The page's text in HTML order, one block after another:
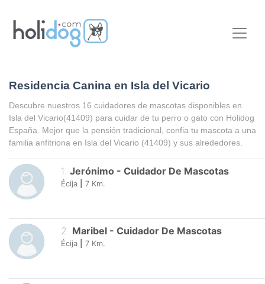
Residencia Canina en Isla del Vicario
Descubre nuestros 16 cuidadores de mascotas disponibles en
Isla del Vicario(41409) para cuidar de tu perro o gato con Holidog
España. Mejor que la pensión tradicional, confia tu mascota a una
familia anfitriona en Isla del Vicario (41409) y sus alrededores.
1 Jerónimo - Cuidador De Mascotas
Écija 7 Km.
2. Maribel - Cuidador De Mascotas
Écija 7 Km.